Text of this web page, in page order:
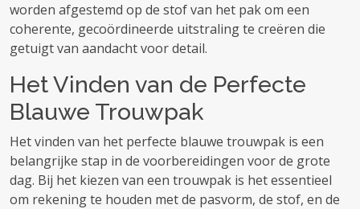
worden afgestemd op de stof van het pak om een ​​
coherente, gecoördineerde uitstraling te creëren die
getuigt van aandacht voor detail.
Het Vinden van de Perfecte
Blauwe Trouwpak
Het vinden van het perfecte blauwe trouwpak is een
belangrijke stap in de voorbereidingen voor de grote
dag. Bij het kiezen van een trouwpak is het essentieel
om rekening te houden met de pasvorm, de stof, en de